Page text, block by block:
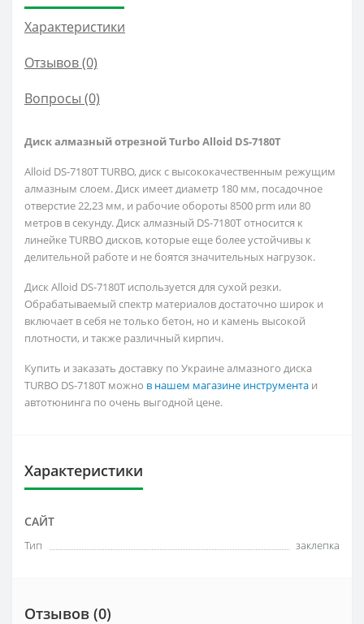
Характеристики
Отзывов (0)
Вопросы (0)
Диск алмазный отрезной Turbo Alloid DS-7180T
Alloid DS-7180T TURBO, диск с высококачественным режущим
алмазным слоем. Диск имеет диаметр 180 мм, посадочное
отверстие 22,23 мм, и рабочие обороты 8500 prm или 80
метров в секунду. Диск алмазный DS-7180T относится к
линейке TURBO дисков, которые еще более устойчивы к
делительной работе и не боятся значительных нагрузок.
Диск Alloid DS-7180T используется для сухой резки.
Обрабатываемый спектр материалов достаточно широк и
включает в себя не только бетон, но и камень высокой
плотности, и также различный кирпич.
Купить и заказать доставку по Украине алмазного диска
TURBO DS-7180T можно в нашем магазине инструмента и
автотюнинга по очень выгодной цене.
Характеристики
САЙТ
Тип заклепка
Отзывов (0)